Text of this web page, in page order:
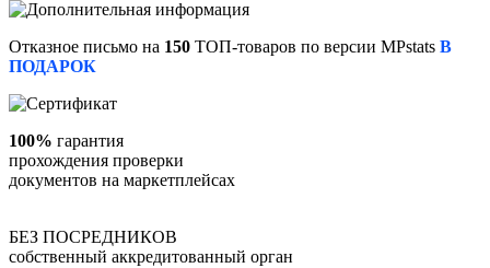
Отказное письмо на 150 ТОП-товаров по версии MPstats В
ПОДАРОК
100% гарантия
прохождения проверки
документов на маркетплейсах
БЕЗ ПОСРЕДНИКОВ
собственный аккредитованный орган